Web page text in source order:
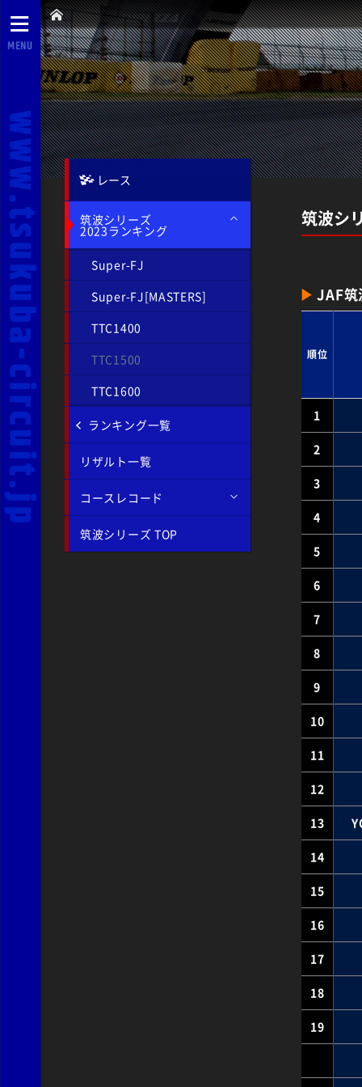
MENU
レース
筑波シリーズ
2023ランキング
Super-FJ
Super-FJ[MASTERS]
TTC1400
TTC1500
TTC1600
ランキング一覧
リザルト一覧
コースレコード
筑波シリーズ TOP
筑波シ
JAF筑
順位
1
2
3
4
5
6
7
8
9
10
11
12
13
14
15
16
17
18
19